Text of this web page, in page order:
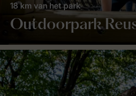
Outdoorpark
18 km van het park